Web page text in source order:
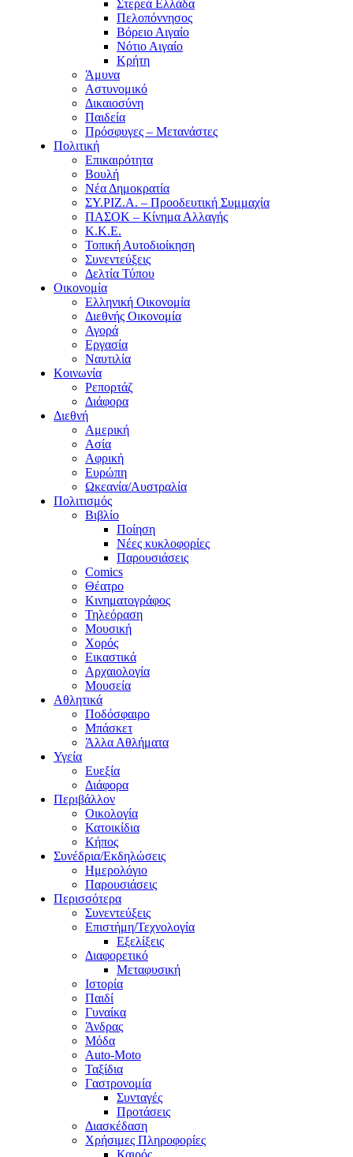
Στερεά Ελλάδα
Πελοπόννησος
Βόρειο Αιγαίο
Νότιο Αιγαίο
Κρήτη
Άμυνα
Αστυνομικό
Δικαιοσύνη
Παιδεία
Πρόσφυγες – Μετανάστες
Πολιτική
Επικαιρότητα
Βουλή
Νέα Δημοκρατία
ΣΥ.ΡΙΖ.Α. – Προοδευτική Συμμαχία
ΠΑΣΟΚ – Κίνημα Αλλαγής
Κ.Κ.Ε.
Τοπική Αυτοδιοίκηση
Συνεντεύξεις
Δελτία Τύπου
Οικονομία
Ελληνική Οικονομία
Διεθνής Οικονομία
Αγορά
Εργασία
Ναυτιλία
Κοινωνία
Ρεπορτάζ
Διάφορα
Διεθνή
Αμερική
Ασία
Αφρική
Ευρώπη
Ωκεανία/Αυστραλία
Πολιτισμός
Βιβλίο
Ποίηση
Νέες κυκλοφορίες
Παρουσιάσεις
Comics
Θέατρο
Κινηματογράφος
Τηλεόραση
Μουσική
Χορός
Εικαστικά
Αρχαιολογία
Μουσεία
Αθλητικά
Ποδόσφαιρο
Μπάσκετ
Άλλα Αθλήματα
Υγεία
Ευεξία
Διάφορα
Περιβάλλον
Οικολογία
Κατοικίδια
Κήπος
Συνέδρια/Εκδηλώσεις
Ημερολόγιο
Παρουσιάσεις
Περισσότερα
Συνεντεύξεις
Επιστήμη/Τεχνολογία
Εξελίξεις
Διαφορετικό
Μεταφυσική
Ιστορία
Παιδί
Γυναίκα
Άνδρας
Μόδα
Auto-Moto
Ταξίδια
Γαστρονομία
Συνταγές
Προτάσεις
Διασκέδαση
Χρήσιμες Πληροφορίες
Καιρός